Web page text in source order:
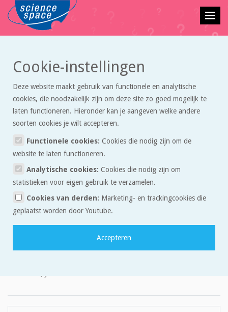
Terug naar vraagbaak overzicht
De wind
Seanstelde deze vraag op 03 maart 2026 om 10:13.
Waar komt de wind vandaan?
Reacties:
Jan van de Velde 03 maart 2026 om 12:37
Cookie-instellingen
Deze website maakt gebruik van functionele en analytische
cookies, die noodzakelijk zijn om deze site zo goed mogelijk te
laten functioneren. Hieronder kan je aangeven welke andere
soorten cookies je wilt accepteren.
Functionele cookies: Cookies die nodig zijn om de
website te laten functioneren.
Analytische cookies: Cookies die nodig zijn om
statistieken voor eigen gebruik te verzamelen.
Cookies van derden: Marketing- en trackingcookies die
geplaatst worden door Youtube.